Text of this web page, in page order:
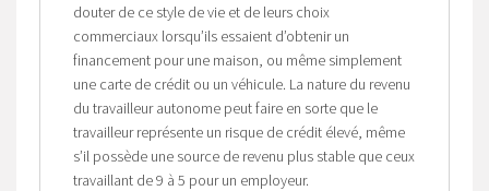
douter de ce style de vie et de leurs choix
commerciaux lorsqu’ils essaient d’obtenir un
financement pour une maison, ou même simplement
une carte de crédit ou un véhicule. La nature du revenu
du travailleur autonome peut faire en sorte que le
travailleur représente un risque de crédit élevé, même
s’il possède une source de revenu plus stable que ceux
travaillant de 9 à 5 pour un employeur.